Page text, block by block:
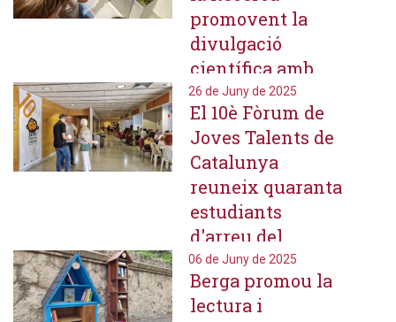
promovent la
divulgació
científica amb
tallers i xerrades
obertes a la
ciutadania
26 de Juny de 2025
El 10è Fòrum de
Joves Talents de
Catalunya
reuneix quaranta
estudiants
d'arreu del
territori per
debatre sobre el
nexe aigua i
06 de Juny de 2025
Berga promou la
lectura i